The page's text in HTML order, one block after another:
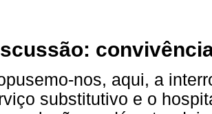
nos, aqui, a
substitutivo e o